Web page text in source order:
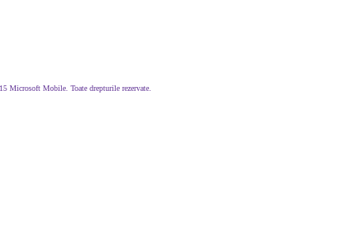
Microsoft Mobile. Toate drepturile rezervate.